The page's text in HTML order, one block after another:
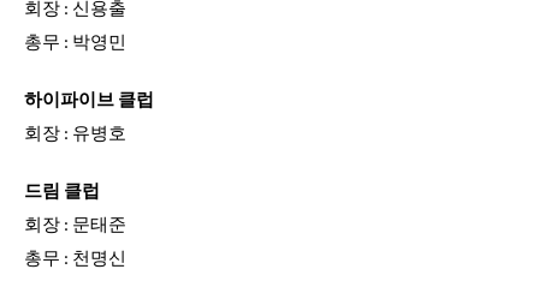
회장 : 신용출
총무 : 박영민
하이파이브 클럽
회장 : 유병호
드림 클럽
회장 : 문태준
총무 : 천명신